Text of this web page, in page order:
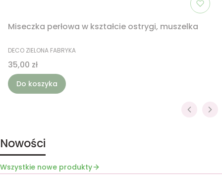
Miseczka perłowa w kształcie ostrygi, muszelka
PRODUCENT
DECO ZIELONA FABRYKA
Cena
35,00 zł
Do koszyka
Nowości
Wszystkie nowe produkty